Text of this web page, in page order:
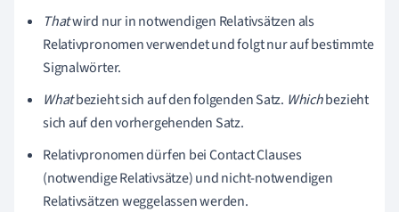
Thatwird nur in notwendigen Relativsätzen als
Relativpronomen verwendet und folgt nur auf bestimmte
Signalwörter.
Whatbezieht sich auf den folgenden Satz. Whichbezieht
sich auf den vorhergehenden Satz.
Relativpronomen dürfen bei Contact Clauses
(notwendige Relativsätze) und nicht-notwendigen
Relativsätzen weggelassen werden.